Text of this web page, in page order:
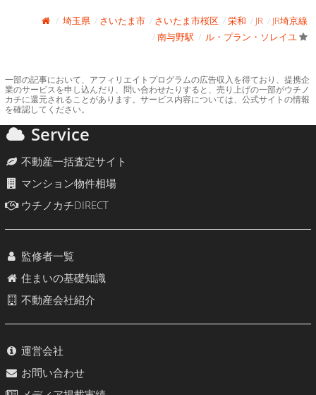
埼玉県 さいたま市 さいたま市桜区 栄和 JR
JR埼京線
南与野駅
ル・プラン・ソレイユ
一部の記事において、アフィリエイトプログラムの広告収入を得ており、提携企
業のサービスを申し込んだり、問い合わせたりすると、売り上げの一部がウチノ
カチに還元されることがあります。サービス内容については、公式サイトの情報
を確認してください。
Service
不動産一括査定サイト
マンション物件相場
ウチノカチDIRECT
監修者一覧
住まいの基礎知識
不動産会社紹介
運営会社
お問い合わせ